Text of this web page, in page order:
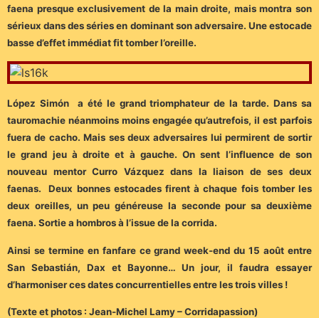
faena presque exclusivement de la main droite, mais montra son
sérieux dans des séries en dominant son adversaire. Une estocade
basse d’effet immédiat fit tomber l’oreille.
López Simón a été le grand triomphateur de la tarde. Dans sa
tauromachie néanmoins moins engagée qu’autrefois, il est parfois
fuera de cacho. Mais ses deux adversaires lui permirent de sortir
le grand jeu à droite et à gauche. On sent l’influence de son
nouveau mentor Curro Vázquez dans la liaison de ses deux
faenas. Deux bonnes estocades firent à chaque fois tomber les
deux oreilles, un peu généreuse la seconde pour sa deuxième
faena. Sortie a hombros à l’issue de la corrida.
Ainsi se termine en fanfare ce grand week-end du 15 août entre
San Sebastián, Dax et Bayonne… Un jour, il faudra essayer
d’harmoniser ces dates concurrentielles entre les trois villes !
(Texte et photos : Jean-Michel Lamy – Corridapassion)